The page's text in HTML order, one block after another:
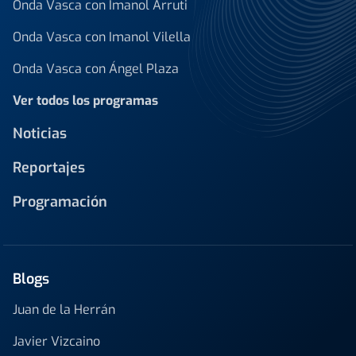
Onda Vasca con Imanol Arruti
Onda Vasca con Imanol Vilella
Onda Vasca con Ángel Plaza
Ver todos los programas
Noticias
Reportajes
Programación
Blogs
Juan de la Herrán
Javier Vizcaino